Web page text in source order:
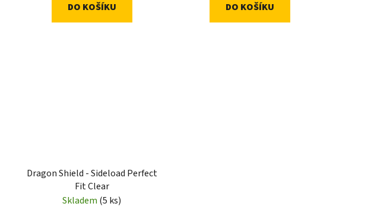
DO KOŠÍKU DO KOŠÍKU
Dragon Shield - Sideload Perfect
Fit Clear
Skladem (5 ks)